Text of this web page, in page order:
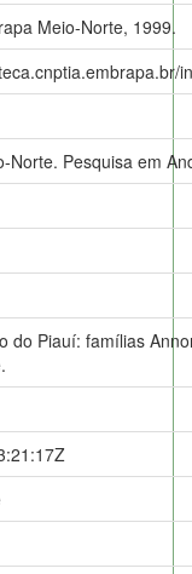
Meio-Norte, 1999.
Norte. Pesquisa em
do Piauí: famílias